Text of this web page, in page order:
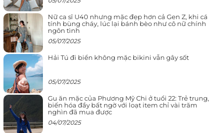
Nữ ca sĩ U40 nhưng mặc đẹp hơn cả Gen Z, khi cá
tính bùng cháy, lúc lại bánh bèo như cô nữ chính
ngôn tình
05/07/2025
Hải Tú đi biển không mặc bikini vẫn gây sốt
05/07/2025
Gu ăn mặc của Phương Mỹ Chi ở tuổi 22: Trẻ trung,
biến hóa đầy bất ngờ với loạt item chỉ vài trăm
nghìn đã mua được
04/07/2025